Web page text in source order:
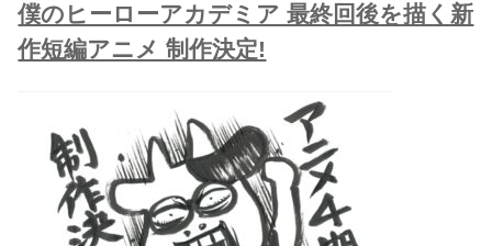
僕のヒーローアカデミア 最終回後を描く新
作短編アニメ 制作決定!